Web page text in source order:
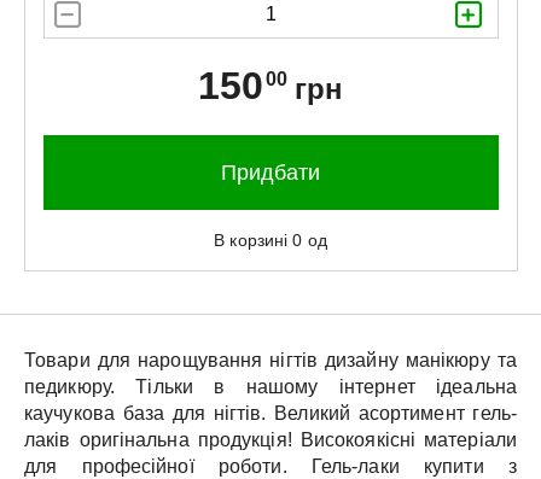
15000 грн
Придбати
В корзині0 од
Товари для нарощування нігтів дизайну манікюру та
педикюру.
Тільки в нашому інтернет ідеальна
каучукова база для нігтів. Великий асортимент гель-
лаків оригінальна продукція! Високоякісні матеріали
для професійної роботи.
Гель-лаки купити з